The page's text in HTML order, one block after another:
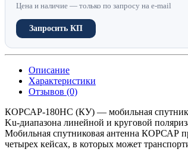
Цена и наличие — только по запросу на e-mail
Запросить КП
Описание
Характеристики
Отзывов (0)
КОРСАР-180НС (КУ) — мобильная
Ku-диапазона линейной и круговой
Мобильная спутниковая антенна КОРСАР
четырех кейсах, в которых может